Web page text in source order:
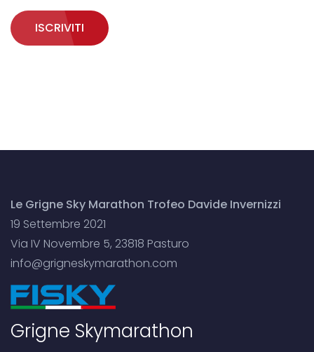
ISCRIVITI
Le Grigne Sky Marathon Trofeo Davide Invernizzi
19 Settembre 2021
Via IV Novembre 5, 23818 Pasturo
info@grigneskymarathon.com
Grigne Skymarathon